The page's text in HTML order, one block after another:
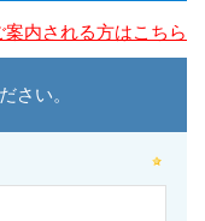
内される方はこちら
さい。